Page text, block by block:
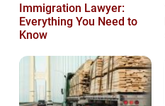
Immigration Lawyer:
Everything You Need to
Know